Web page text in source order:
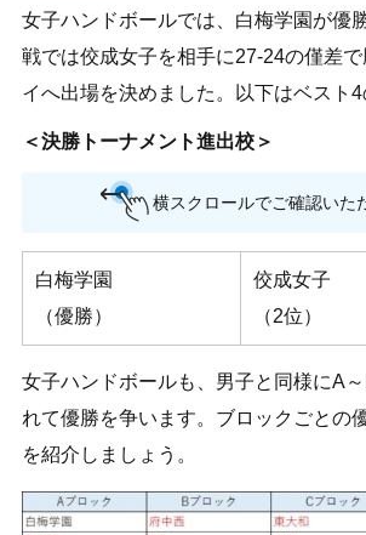
女子ハンドボールでは、白梅学園が優
戦では佼成女子を相手に27-24の僅差
イへ出場を決めました。以下はベスト4
＜決勝トーナメント進出校＞
横スクロールでご確認いた
白梅学園
（優勝）
佼成女子
（2位）
女子ハンドボールも、男子と同様にA
れて優勝を争います。ブロックごとの
を紹介しましょう。